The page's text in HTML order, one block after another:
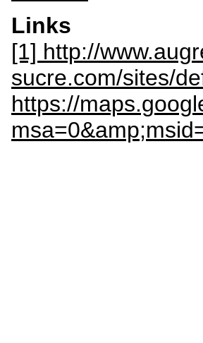
Links
[1] http://
sucre.com/sites/
https://